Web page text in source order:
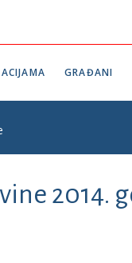
GRAĐANI
2014.